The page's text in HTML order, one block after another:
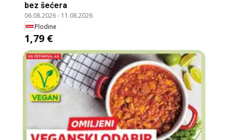
bez šećera
06.08.2026- 11.08.2026
Plodine
1,79 €